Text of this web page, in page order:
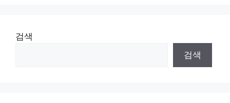
검색
검색